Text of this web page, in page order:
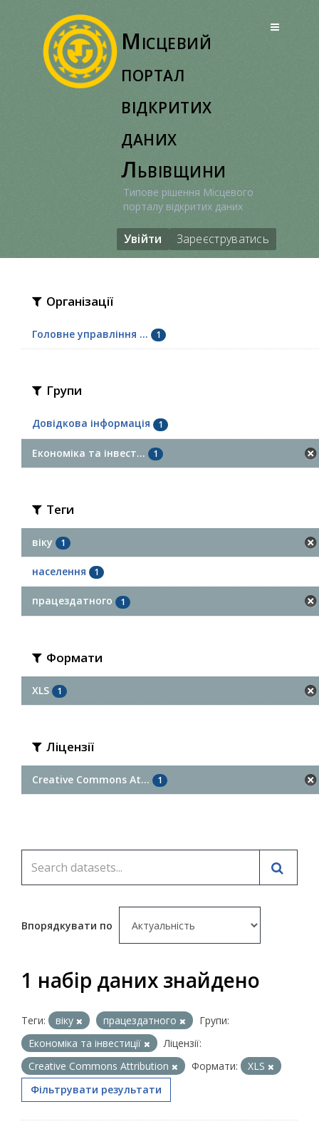
Місцевий
портал
відкритих
даних
Львівщини
Типове рішення Місцевого
порталу відкритих даних
Увійти Зареєструватись
Організації
Головне управління ... 1
Групи
Довідкова інформація 1
Економіка та інвест... 1
Теги
віку 1
населення 1
працездатного 1
Формати
XLS 1
Ліцензії
Creative Commons At... 1
Впорядкувати по
1 набір даних знайдено
Теги: віку працездатного
Групи:
Економіка та інвестиції
Ліцензії:
Creative Commons Attribution
Формати:
XLS
Фільтрувати результати